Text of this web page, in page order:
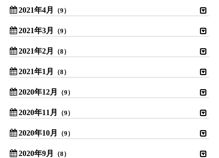
2021年4月 （9）
2021年3月 （9）
2021年2月 （8）
2021年1月 （8）
2020年12月 （9）
2020年11月 （9）
2020年10月 （9）
2020年9月 （8）